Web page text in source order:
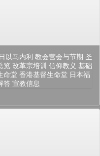
以马内利 教会营会与节期 圣
览 改革宗培训 信仰教义 基础
命堂 香港基督生命堂 日本福
答 宣教信息